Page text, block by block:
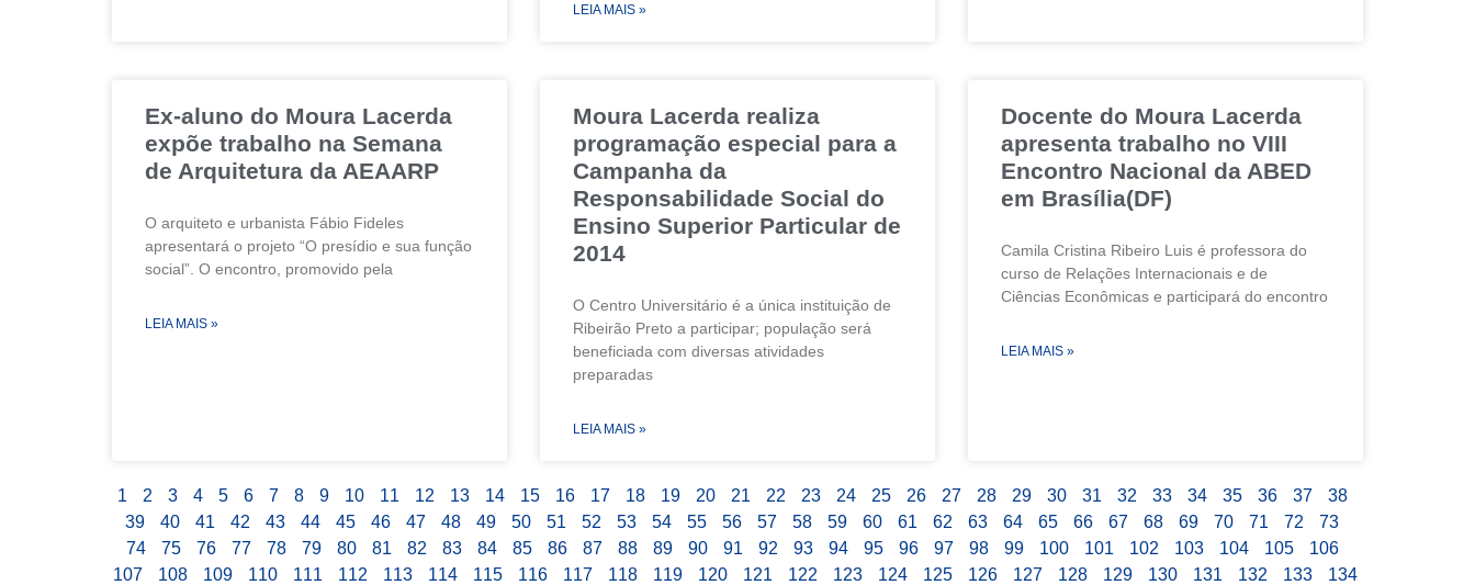
LEIA MAIS »
Ex-aluno do Moura Lacerda
expõe trabalho na Semana
de Arquitetura da AEAARP
O arquiteto e urbanista Fábio Fideles
apresentará o projeto “O presídio e sua função
social”. O encontro, promovido pela
LEIA MAIS »
Moura Lacerda realiza
programação especial para a
Campanha da
Responsabilidade Social do
Ensino Superior Particular de
2014
O Centro Universitário é a única instituição de
Ribeirão Preto a participar; população será
beneficiada com diversas atividades
preparadas
LEIA MAIS »
Docente do Moura Lacerda
apresenta trabalho no VIII
Encontro Nacional da ABED
em Brasília(DF)
Camila Cristina Ribeiro Luis é professora do
curso de Relações Internacionais e de
Ciências Econômicas e participará do encontro
LEIA MAIS »
1 2 3 4 5 6 7 8 9 10 11 12 13 14 15 16 17 18 19 20 21 22 23 24 25 26 27 28 29 30 31 32 33 34 35 36 37
38
39
40 41 42 43 44 45 46 47 48 49 50 51 52 53 54 55 56 57 58 59 60 61 62 63 64 65 66 67 68 69 70 71 72
73
74
75 76 77 78 79 80 81 82 83 84 85 86 87 88 89 90 91 92 93 94 95 96 97 98 99 100 101 102 103 104 105
106
107
108 109 110 111 112 113 114 115 116 117 118 119 120 121 122 123 124 125 126 127 128 129 130 131 132 133
134